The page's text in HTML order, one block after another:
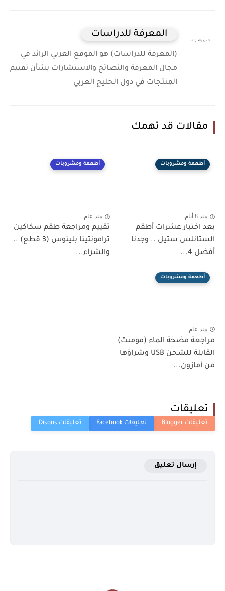
المعرفة للدراسات
(المعرفة للدراسات) هو الموقع العربي الرائد في
مجال المعرفة والنصائح والاستشارات بشأن تقييم
المنتجات في دول الخليج العربي
مقالات قد تهمك
أطعمة ومشروبات
منذ 8 أيام
بعد اختبار عشرات أطقم
الستانلس ستيل .. وجدنا
أفضل 4...
أطعمة ومشروبات
منذ عام
تقييم ومراجعة طقم سكاكين
ترامونتينا بلينوس (3 قطع) ..
والشراء...
أطعمة ومشروبات
منذ عام
مراجعة مضخة الماء (مومنت)
القابلة للشحن USB وشراؤها
من أمازون...
تعليقات
إرسال تعليق